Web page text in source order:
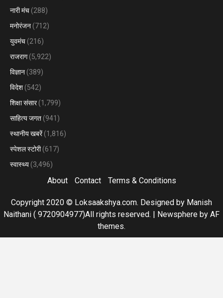
नारी मंच (288)
मनोरंजन (712)
युवमंच (216)
राजराग(5,922)
विज्ञान (389)
विदेश (542)
शिक्षा संसार(1,799)
साहित्य जगत (941)
स्थानीय खबरें(1,816)
स्पेशल स्टोरी(617)
स्वास्थ्य (3,496)
About Contact Terms & Conditions
Copyright 2020 © Loksaakshya.com. Designed by Manish
Naithani ( 9720904977)All rights reserved.
Newsphere by AF
themes.